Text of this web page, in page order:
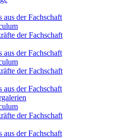
aus der Fachschaft
der Fachschaft
aus der Fachschaft
der Fachschaft
aus der Fachschaft
der Fachschaft
aus der Fachschaft